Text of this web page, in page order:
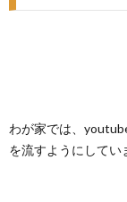
わが家では、
を流すようにしてい